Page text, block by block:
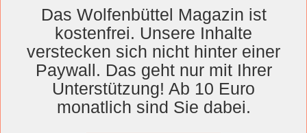
WolfenbüttelLandkreis
WolfenbüttelLessingtheater Ausstellung
Das Wolfenbüttel Magazin ist
kostenfrei. Unsere Inhalte
verstecken sich nicht hinter einer
Paywall. Das geht nur mit Ihrer
Unterstützung! Ab 10 Euro
monatlich sind Sie dabei.